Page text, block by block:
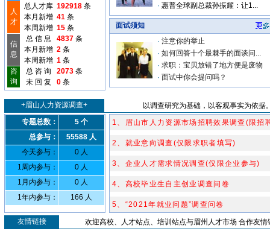
人
才
总人才库 192918 条
本月新增 41 条
本周新增 15 条
信
息
总 信 息 4837 条
本月新增 2 条
本周新增 1 条
咨
询
总 咨 询 2073 条
未 回 复
0 条
· 惠普全球副总裁孙振耀：让1...
面试须知
· 注意你的举止
· 如何回答十个最棘手的面谈问...
· 求职：宝贝放错了地方便是废物
· 面试中你会提问吗？
+眉山人力资源调查+
以调查研究为基础，以客观事实为依
专题总数：
5 个
总参与：
55588 人
今天参与：
0 人
1周内参与：
0 人
1月内参与：
0 人
1年内参与：
166 人
1、眉山市人力资源市场招聘效果调查(限招
2、就业意向调查(仅限求职者填写)
3、企业人才需求情况调查(仅限企业参与)
4、高校毕业生自主创业调查问卷
5、“2021年就业问题”调查问卷
友情链接
欢迎高校、人才站点、培训站点与眉州人才市场 合作友